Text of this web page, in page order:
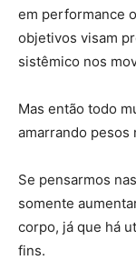
em performance
objetivos visam
sistêmico nos
Mas então todo
amarrando pesos
Se pensarmos
somente
corpo, já que há
fins.